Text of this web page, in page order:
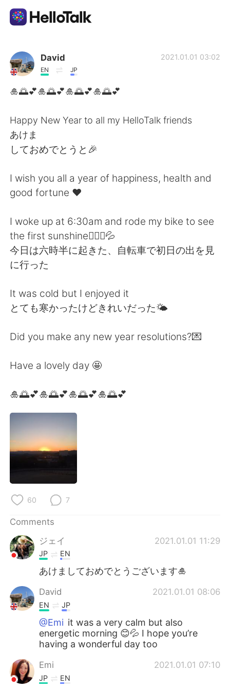
Language Exchange App
AI Grammar Checker
简体中文
Español العربية
日本語 한국어
Русский
Türkçe Tiếng Việt
Português
David
EN JP
2021.01.01 03:02
🎍🌅💕🎍🌅💕🎍🌅💕🎍🌅💕
Happy New Year to all my HelloTalk friends
あけま
しておめでとうと🎉
I wish you all a year of happiness, health and
good fortune ❤️
I woke up at 6:30am and rode my bike to see
the first sunshine🚴🏻‍♂️💦
今日は六時半に起きた、自転車で初日の出を見
に行った
It was cold but I enjoyed it
とても寒かったけどきれいだった🌤
Did you make any new year resolutions?💌
Have a lovely day 🤩
🎍🌅💕🎍🌅💕🎍🌅💕🎍🌅💕
60 7
Comments
ジェイ
2021.01.01 11:29
JP EN
あけましておめでとうございます🎍
David 2021.01.01 08:06
EN JP
@Emi it was a very calm but also
energetic morning 😊💦 I hope you’re
having a wonderful day too
Emi 2021.01.01 07:10
JP EN